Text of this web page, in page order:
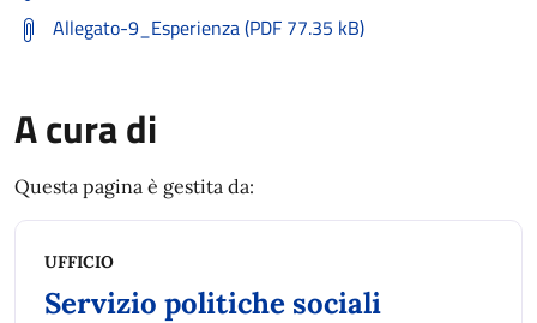
Allegato-9_Esperienza (PDF 77.35 kB)
A cura di
Questa pagina è gestita da:
UFFICIO
Servizio politiche sociali